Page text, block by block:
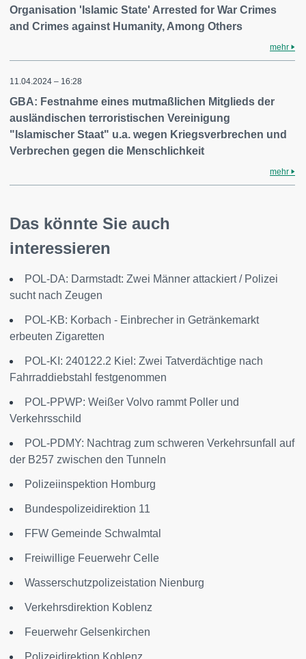
Organisation 'Islamic State' Arrested for War Crimes
and Crimes against Humanity, Among Others
mehr
11.04.2024 – 16:28
GBA: Festnahme eines mutmaßlichen Mitglieds der
ausländischen terroristischen Vereinigung
"Islamischer Staat" u.a. wegen Kriegsverbrechen und
Verbrechen gegen die Menschlichkeit
mehr
Das könnte Sie auch
interessieren
POL-DA: Darmstadt: Zwei Männer attackiert / Polizei
sucht nach Zeugen
POL-KB: Korbach - Einbrecher in Getränkemarkt
erbeuten Zigaretten
POL-KI: 240122.2 Kiel: Zwei Tatverdächtige nach
Fahrraddiebstahl festgenommen
POL-PPWP: Weißer Volvo rammt Poller und
Verkehrsschild
POL-PDMY: Nachtrag zum schweren Verkehrsunfall auf
der B257 zwischen den Tunneln
Polizeiinspektion Homburg
Bundespolizeidirektion 11
FFW Gemeinde Schwalmtal
Freiwillige Feuerwehr Celle
Wasserschutzpolizeistation Nienburg
Verkehrsdirektion Koblenz
Feuerwehr Gelsenkirchen
Polizeidirektion Koblenz